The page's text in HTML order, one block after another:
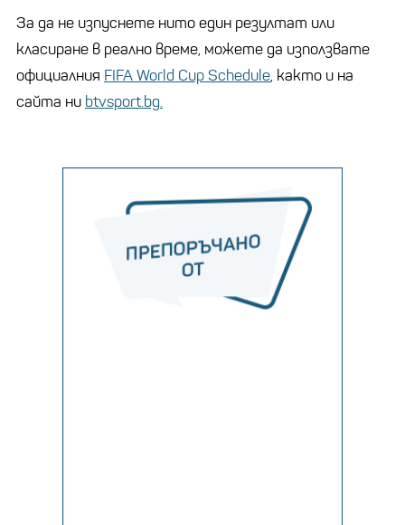
За да не изпуснете нито един резултат или
класиране в реално време, можете да използвате
официалния ⁠FIFA World Cup Schedule, както и на
сайта ни btvsport.bg.